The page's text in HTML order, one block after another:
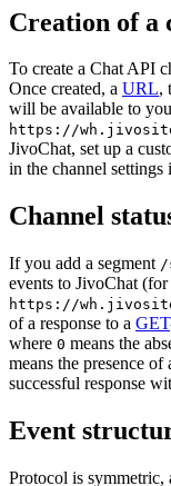
Creation of a
To create a Chat API
Once created, a URL,
will be available to
https://
JivoChat, set up a
in the channel settings
Channel
If you add a segment /
events to JivoChat (for
https://
of a response to a GET
where 0 means the
means the presence
successful response
Event
Protocol is symmetric,